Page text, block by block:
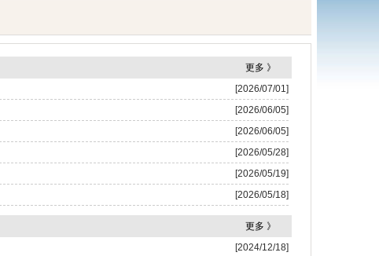
更多 》
[2026/07/01]
[2026/06/05]
[2026/06/05]
[2026/05/28]
[2026/05/19]
[2026/05/18]
更多 》
[2024/12/18]